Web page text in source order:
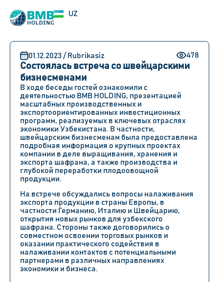
UZ
RU
01.12.2023 / Rubrikasiz 478
Состоялась встреча со швейцарскими
бизнесменами
В ходе беседы гостей ознакомили с
деятельностью BMB HOLDING, презентацией
масштабных производственных и
экспортоориентированных инвестиционных
программ, реализуемых в ключевых отраслях
экономики Узбекистана. В частности,
швейцарским бизнесменам была предоставлена ​​
подробная информация о крупных проектах
компании в деле выращивания, хранения и
экспорта шафрана, а также производства и
глубокой переработки плодоовощной
продукции.
На встрече обсуждались вопросы налаживания
экспорта продукции в страны Европы, в
частности Германию, Италию и Швейцарию,
открытия новых рынков для узбекского
шафрана. Стороны также договорились о
совместном освоении торговых рынков и
оказании практического содействия в
налаживании контактов с потенциальными
партнерами в различных направлениях
экономики и бизнеса.